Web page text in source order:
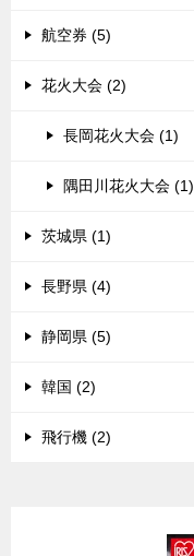
航空券 (5)
花火大会 (2)
長岡花火大会 (1)
隅田川花火大会 (1)
茨城県 (1)
長野県 (4)
静岡県 (5)
韓国 (2)
飛行機 (2)